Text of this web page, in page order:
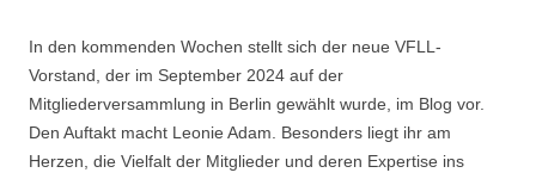
In den kommenden Wochen stellt sich der neue VFLL-
Vorstand, der im September 2024 auf der
Mitgliederversammlung in Berlin gewählt wurde, im Blog vor.
Den Auftakt macht Leonie Adam. Besonders liegt ihr am
Herzen, die Vielfalt der Mitglieder und deren Expertise ins